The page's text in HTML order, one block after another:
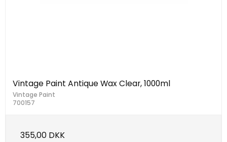
Vintage Paint Antique Wax Clear, 1000ml
Vintage Paint
700157
355,00 DKK